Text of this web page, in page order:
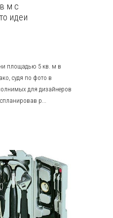
м с
идеи
площадью 5 кв. м в
судя по фото в
для дизайнеров
р...